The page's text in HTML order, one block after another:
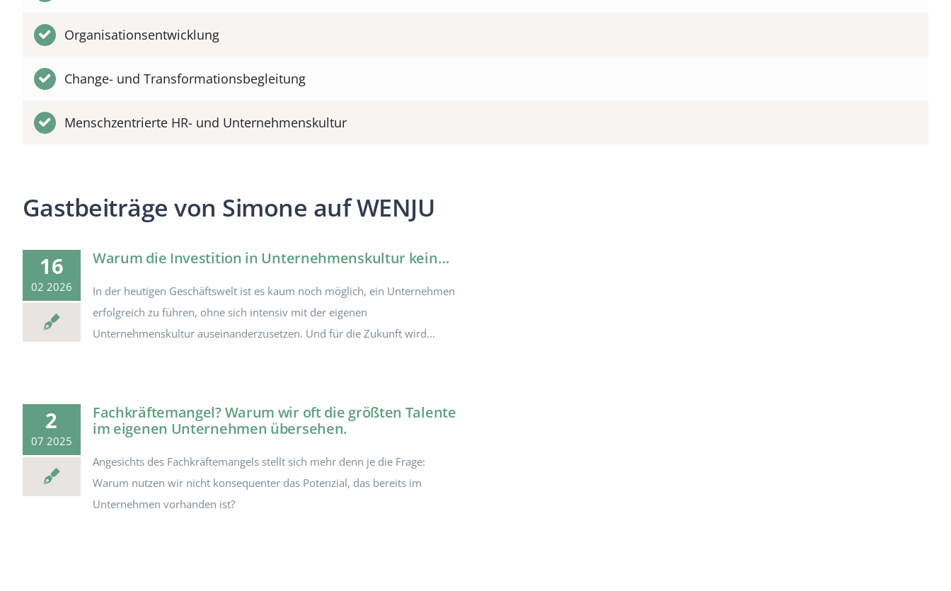
Organisationsentwicklung
Change- und Transformationsbegleitung
Menschzentrierte HR- und Unternehmenskultur
Gastbeiträge von Simone auf WENJU
16
02 2026
Warum die Investition in Unternehmenskultur kein…
In der heutigen Geschäftswelt ist es kaum noch möglich, ein Unternehmen
erfolgreich zu führen, ohne sich intensiv mit der eigenen
Unternehmenskultur auseinanderzusetzen. Und für die Zukunft wird...
2
07 2025
Fachkräftemangel? Warum wir oft die größten Talente
im eigenen Unternehmen übersehen.
Angesichts des Fachkräftemangels stellt sich mehr denn je die Frage:
Warum nutzen wir nicht konsequenter das Potenzial, das bereits im
Unternehmen vorhanden ist?